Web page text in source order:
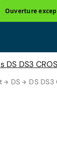
Ouverture
DS3
DS DS DS3